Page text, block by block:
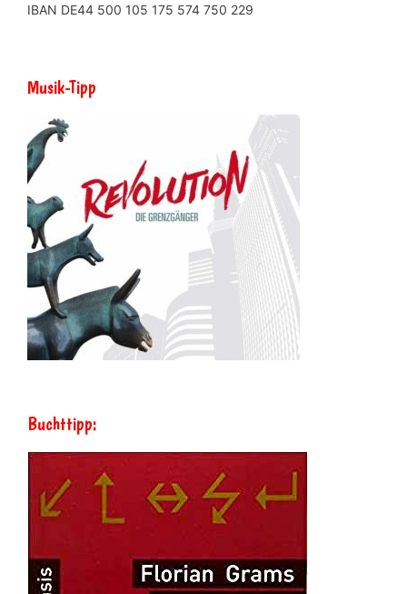
IBAN DE44 500 105 175 574 750 229
Musik-Tipp
Buchttipp: